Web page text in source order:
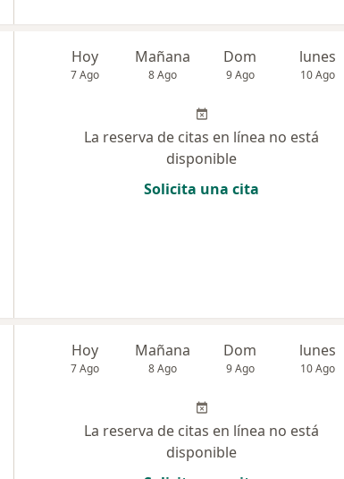
Hoy
7 Ago
Mañana
8 Ago
Dom
9 Ago
lunes
10 Ago
La reserva de citas en línea no está
disponible
Solicita una cita
Hoy
7 Ago
Mañana
8 Ago
Dom
9 Ago
lunes
10 Ago
La reserva de citas en línea no está
disponible